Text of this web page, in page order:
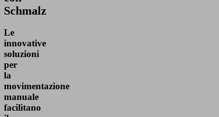
Schmalz
Le
innovative
soluzioni
per
la
movimentazione
manuale
facilitano